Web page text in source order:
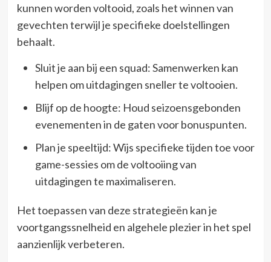
kunnen worden voltooid, zoals het winnen van
gevechten terwijl je specifieke doelstellingen
behaalt.
Sluit je aan bij een squad: Samenwerken kan
helpen om uitdagingen sneller te voltooien.
Blijf op de hoogte: Houd seizoensgebonden
evenementen in de gaten voor bonuspunten.
Plan je speeltijd: Wijs specifieke tijden toe voor
game-sessies om de voltooiing van
uitdagingen te maximaliseren.
Het toepassen van deze strategieën kan je
voortgangssnelheid en algehele plezier in het spel
aanzienlijk verbeteren.